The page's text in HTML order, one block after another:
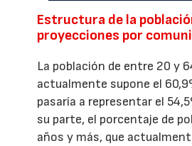
Estructura de la
proyecciones por
La población de entre 20 y
actualmente supone el
pasaría a representar el
su parte, el porcentaje de
años y más, que